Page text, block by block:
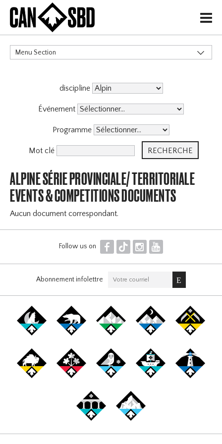
H
Menu Section
discipline
Événement
Programme
Mot clé
ALPINE SÉRIE PROVINCIALE/ TERRITORIALE
EVENTS & COMPETITIONS DOCUMENTS
Aucun document correspondant.
Follow us on F T I Y
Abonnement infolettre